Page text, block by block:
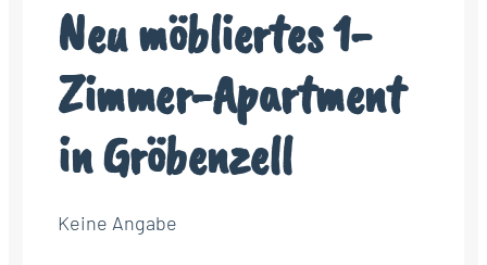
Neu möbliertes 1-
Zimmer-Apartment
in Gröbenzell
Keine Angabe